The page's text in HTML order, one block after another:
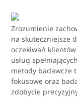
Zrozumienie
na skuteczniejsze
oczekiwań
usług
metody badawcze
fokusowe oraz
zdobycie